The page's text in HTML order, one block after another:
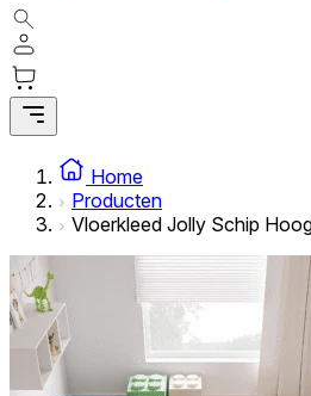
Home
Producten
Vloerkleed Jolly Schip